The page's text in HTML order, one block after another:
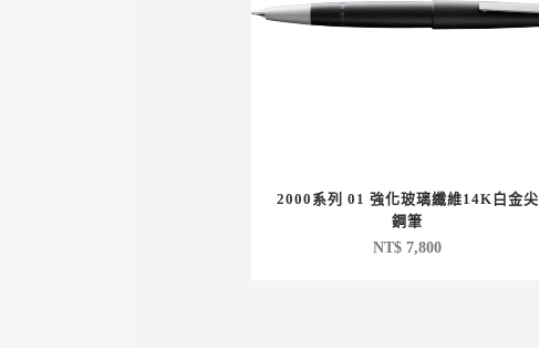
2000系列 01 強化玻璃纖維14K白金尖
鋼筆
NT$ 7,800